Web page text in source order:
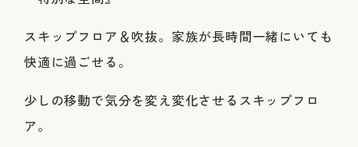
スキップフロア＆吹抜。家族が長時間一緒にいても
快適に過ごせる。
少しの移動で気分を変え変化させるスキップフロ
ア。